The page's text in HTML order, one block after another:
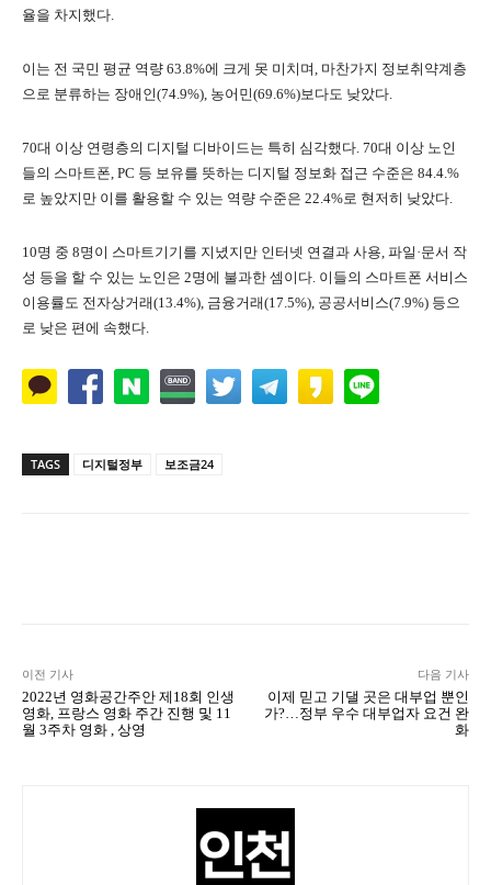
율을 차지했다.
이는 전 국민 평균 역량 63.8%에 크게 못 미치며, 마찬가지 정보취약계층
으로 분류하는 장애인(74.9%), 농어민(69.6%)보다도 낮았다.
70대 이상 연령층의 디지털 디바이드는 특히 심각했다. 70대 이상 노인
들의 스마트폰, PC 등 보유를 뜻하는 디지털 정보화 접근 수준은 84.4.%
로 높았지만 이를 활용할 수 있는 역량 수준은 22.4%로 현저히 낮았다.
10명 중 8명이 스마트기기를 지녔지만 인터넷 연결과 사용, 파일·문서 작
성 등을 할 수 있는 노인은 2명에 불과한 셈이다. 이들의 스마트폰 서비스
이용률도 전자상거래(13.4%), 금융거래(17.5%), 공공서비스(7.9%) 등으
로 낮은 편에 속했다.
TAGS 디지털정부 보조금24
이전 기사
2022년 영화공간주안 제18회 인생
영화, 프랑스 영화 주간 진행 및 11
월 3주차 영화 , 상영
다음 기사
이제 믿고 기댈 곳은 대부업 뿐인
가?…정부 우수 대부업자 요건 완
화